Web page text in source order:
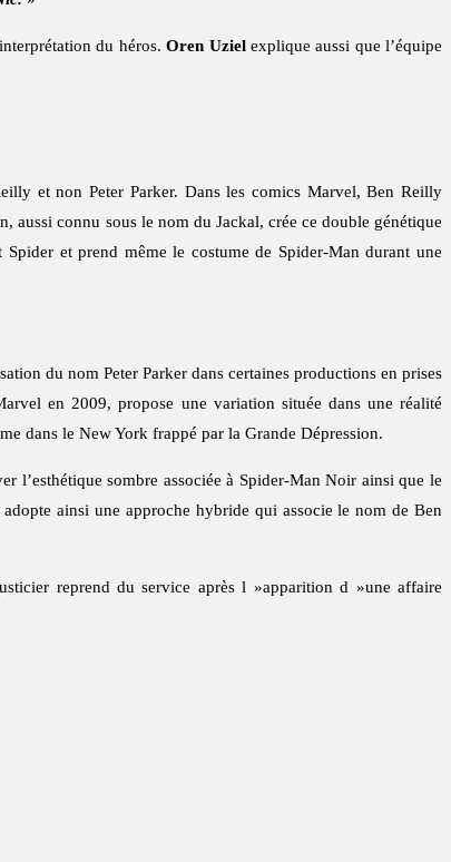
du héros.Oren Uzielexplique aussi que l’équipe
et non Peter Parker. Dans les comics Marvel, Ben Reilly
aussi connu sous le nom du Jackal, crée ce double génétique
et prend même le costume de Spider-Man durant une
du nom Peter Parker dans certaines productions en prises
en 2009, propose une variation située dans une réalité
dans le New York frappé par la Grande Dépression.
l’esthétique sombre associée à Spider-Man Noir ainsi que le
ainsi une approche hybride qui associe le nom de Ben
reprend du service après l »apparition d »une affaire